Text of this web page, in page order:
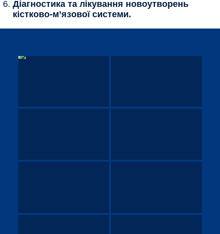
Діагностика та лікування новоутворень
кістково-м’язової системи.